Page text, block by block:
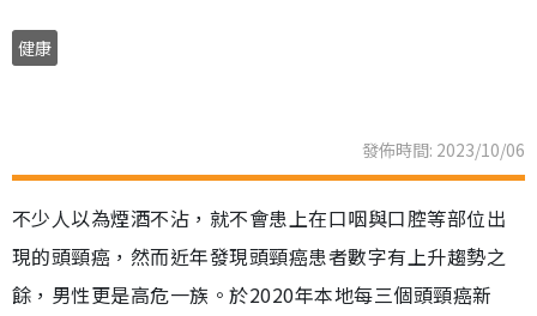
健康
發佈時間: 2023/10/06
不少人以為煙酒不沾，就不會患上在口咽與口腔等部位出
現的頭頸癌，然而近年發現頭頸癌患者數字有上升趨勢之
餘，男性更是高危一族。於2020年本地每三個頭頸癌新